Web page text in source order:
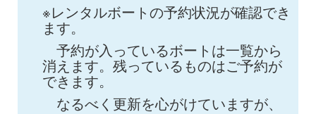
※レンタルボートの予約状況が確認でき
ます。
予約が入っているボートは一覧から
消えます。残っているものはご予約が
できます。
なるべく更新を心がけていますが、